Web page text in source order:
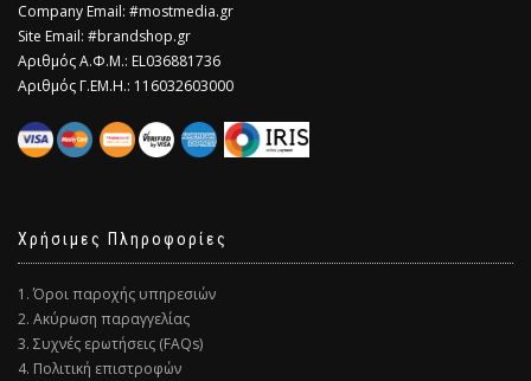
Company Email: #mostmedia.gr
Site Email: #brandshop.gr
Αριθμός Α.Φ.Μ.: EL036881736
Αριθμός Γ.ΕΜ.Η.: 116032603000
Χρήσιμες Πληροφορίες
1. Όροι παροχής υπηρεσιών
2. Ακύρωση παραγγελίας
3. Συχνές ερωτήσεις (FAQs)
4. Πολιτική επιστροφών